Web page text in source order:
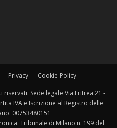
Privacy Cookie Policy
Sede legale Via Eritrea 21 -
IVA e Iscrizione al Registro delle
00753480151
Tribunale di Milano n. 199 del